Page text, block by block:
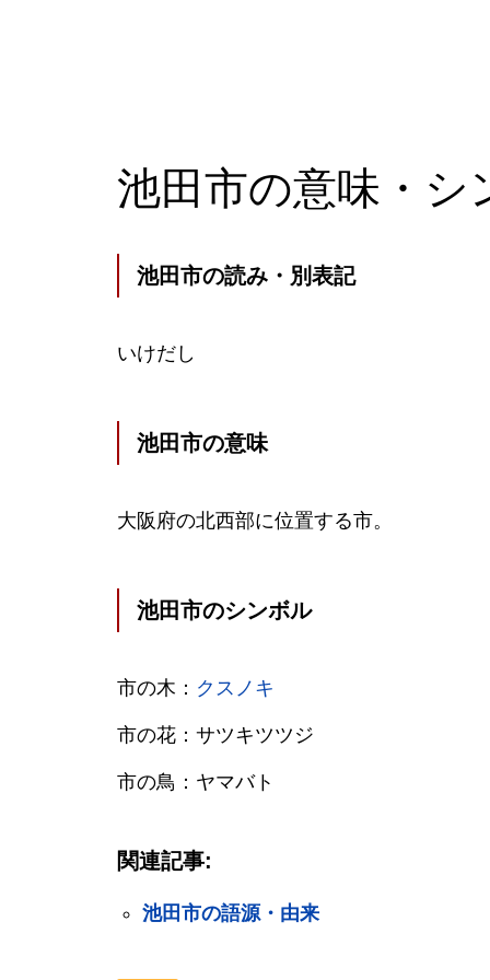
池田市の意味・シ
池田市の読み・別表記
いけだし
池田市の意味
大阪府の北西部に位置する市。
池田市のシンボル
市の木： クスノキ
市の花：サツキツツジ
市の鳥：ヤマバト
関連記事:
池田市の語源・由来